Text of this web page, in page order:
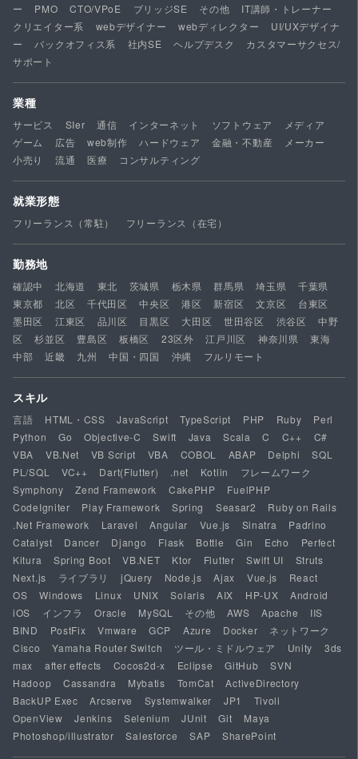
ー
PMO CTO/VPoE ブリッジSE その他
IT講師・トレーナー
クリエイター系
webデザイナー webディレクター
UI/UXデザイナ
ー
バックオフィス系 社内SE ヘルプデスク
カスタマーサクセス/
サポート
業種
サービス SIer 通信 インターネット ソフトウェア
メディア
ゲーム
広告 web制作 ハードウェア 金融・不動産
メーカー
小売り
流通 医療 コンサルティング
就業形態
フリーランス（常駐） フリーランス（在宅）
勤務地
確認中 北海道 東北 茨城県 栃木県 群馬県 埼玉県
千葉県
東京都
北区 千代田区 中央区 港区 新宿区 文京区
台東区
墨田区
江東区 品川区 目黒区 大田区 世田谷区 渋谷区
中野
区
杉並区 豊島区 板橋区 23区外 江戸川区 神奈川県
東海
中部
近畿 九州 中国・四国 沖縄 フルリモート
スキル
言語 HTML・CSS JavaScript TypeScript PHP Ruby
Perl
Python
Go Objective-C Swift Java Scala C C++
C#
VBA
VB.Net VB Script VBA COBOL ABAP Delphi
SQL
PL/SQL
VC++ Dart(Flutter) .net Kotlin
フレームワーク
Symphony
Zend Framework CakePHP
FuelPHP
CodeIgniter
Play Framework Spring Seasar2
Ruby on Rails
.Net Framework
Laravel Angular Vue.js Sinatra
Padrino
Catalyst
Dancer Django Flask Bottle Gin Echo
Perfect
Kitura
Spring Boot VB.NET Ktor Flutter Swift UI
Struts
Next.js
ライブラリ jQuery Node.js Ajax Vue.js
React
OS
Windows Linux UNIX Solaris AIX HP-UX
Android
iOS
インフラ Oracle MySQL その他 AWS Apache
IIS
BIND
PostFix Vmware GCP Azure Docker
ネットワーク
Cisco
Yamaha Router Switch ツール・ミドルウェア Unity
3ds
max
after effects Cocos2d-x Eclipse GitHub
SVN
Hadoop
Cassandra Mybatis TomCat
ActiveDirectory
BackUP Exec
Arcserve Systemwalker JP1
Tivoli
OpenView
Jenkins Selenium JUnit Git
Maya
Photoshop/illustrator
Salesforce SAP SharePoint